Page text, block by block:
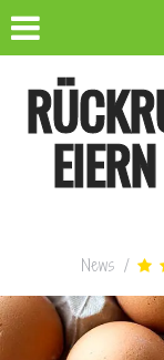
News /